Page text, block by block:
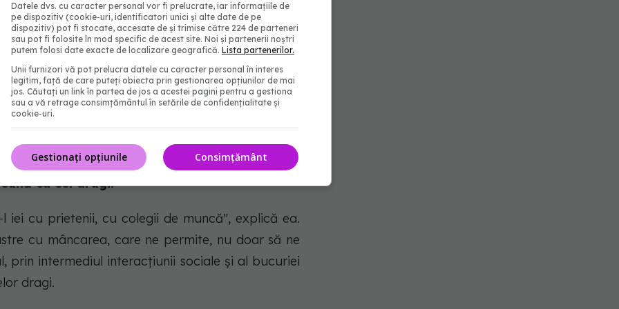
Oamenii mănâncă foarte mult, mănâncă
să fie, practic, un medicament, o terapie, să fie
Oamenii, în ziua de azi, mănâncă la
Nu-i mai interesează starea pe care ți-o dă
de asemenea, cât de importante suntritualul
cu cei dragi.
cu prietenii, cu colegii de muncă", explică ea.
cu mâncarea, care ne permite, nu doar să ne
prin intermediul interacțiunii sociale și al bucuriei
dragi.
Datele dvs. cu caracter personal vor fi prelucrate, iar informațiile de
pe dispozitiv (cookie-uri, identificatori unici și alte date de pe
dispozitiv) pot fi stocate, accesate de și trimise către 224 de parteneri
sau pot fi folosite în mod specific de acest site. Noi și partenerii noștri
putem folosi date exacte de localizare geografică. Lista partenerilor.
Unii furnizori vă pot prelucra datele cu caracter personal în interes
legitim, față de care puteți obiecta prin gestionarea opțiunilor de mai
jos. Căutați un link în partea de jos a acestei pagini pentru a gestiona
sau a vă retrage consimțământul în setările de confidențialitate și
cookie-uri.
Consimțământ
Gestionați opțiunile